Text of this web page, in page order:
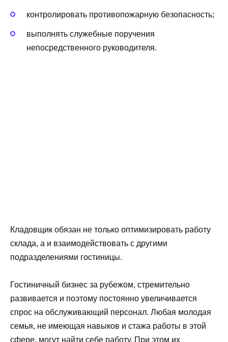
контролировать противопожарную безопасность;
выполнять служебные поручения
непосредственного руководителя.
Кладовщик обязан не только оптимизировать работу
склада, а и взаимодействовать с другими
подразделениями гостиницы.
Гостиничный бизнес за рубежом, стремительно
развивается и поэтому постоянно увеличивается
спрос на обслуживающий персонал. Любая молодая
семья, не имеющая навыков и стажа работы в этой
сфере, могут найти себе работу. При этом их